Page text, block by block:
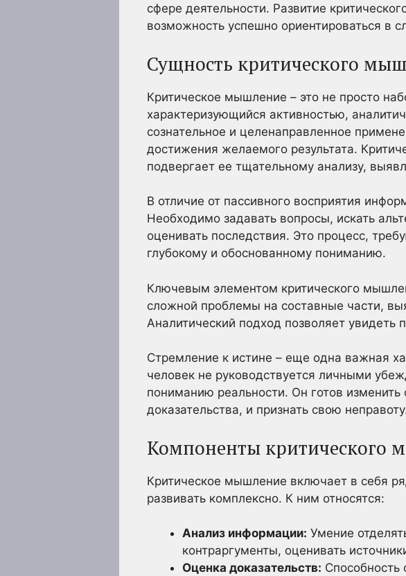
сфере деятельности. Развитие
возможность успешно ориентироваться в
Сущность критического
Критическое мышление – это не просто
характеризующийся активностью,
сознательное и целенаправленное
достижения желаемого результата.
подвергает ее тщательному анализу,
В отличие от пассивного восприятия
Необходимо задавать вопросы, искать
оценивать последствия. Это процесс,
глубокому и обоснованному пониманию.
Ключевым элементом критического
сложной проблемы на составные части,
Аналитический подход позволяет
Стремление к истине – еще одна важная
человек не руководствуется личными
пониманию реальности. Он готов
доказательства, и признать свою
Компоненты критического
Критическое мышление включает в себя
развивать комплексно. К ним относятся:
Анализ информации: Умение
контраргументы, оценивать
Оценка доказательств: Способность